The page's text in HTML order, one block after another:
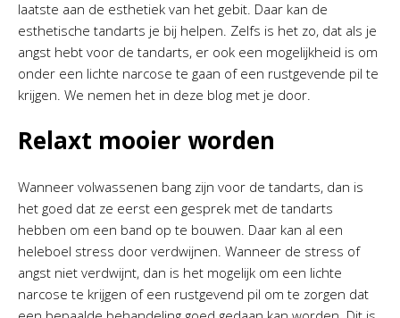
laatste aan de esthetiek van het gebit. Daar kan de
esthetische tandarts je bij helpen. Zelfs is het zo, dat als je
angst hebt voor de tandarts, er ook een mogelijkheid is om
onder een lichte narcose te gaan of een rustgevende pil te
krijgen. We nemen het in deze blog met je door.
Relaxt mooier worden
Wanneer volwassenen bang zijn voor de tandarts, dan is
het goed dat ze eerst een gesprek met de tandarts
hebben om een band op te bouwen. Daar kan al een
heleboel stress door verdwijnen. Wanneer de stress of
angst niet verdwijnt, dan is het mogelijk om een lichte
narcose te krijgen of een rustgevend pil om te zorgen dat